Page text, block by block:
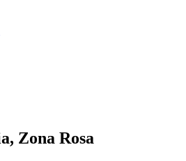
Zona Rosa